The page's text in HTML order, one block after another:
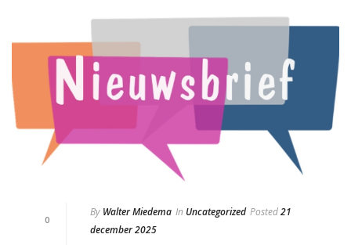
0
By Walter Miedema In Uncategorized Posted21
december 2025